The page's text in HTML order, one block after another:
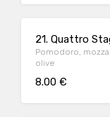
21. Quattro
Pomodoro,
olive
8.00 €